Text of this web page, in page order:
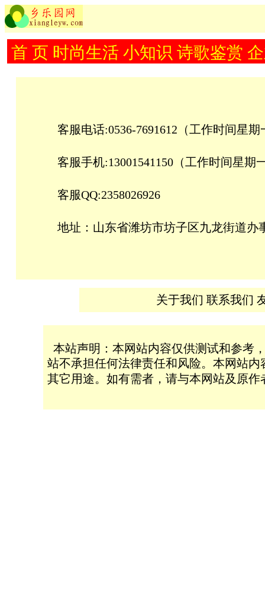
首 页 时尚生活 小知识 诗歌鉴赏
客服电话:0536-7691612（工作时间星
客服手机:13001541150（工作时间星期
客服QQ:2358026926
地址：山东省潍坊市坊子区九龙街道办
关于我们 联系我们
本站声明：本网站内容仅供测试和参考
站不承担任何法律责任和风险。本网站
其它用途。如有需者，请与本网站及原